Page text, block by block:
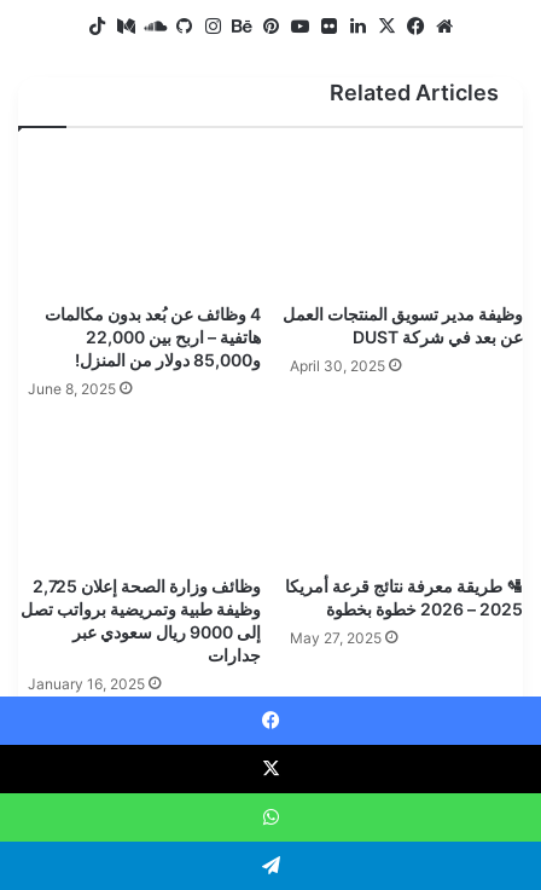
Website
Facebook
X
LinkedIn
Flickr
YouTube
Pinterest
Behance
Instagram
GitHub
SoundCloud
Medium
Related Articles
4 وظائف عن بُعد بدون مكالمات
هاتفية – اربح بين 22,000
و85,000 دولار من المنزل!
June 8, 2025
وظيفة مدير تسويق المنتجات العمل
عن بعد في شركة DUST
April 30, 2025
وظائف وزارة الصحة إعلان 2,725
وظيفة طبية وتمريضية برواتب تصل
إلى 9000 ريال سعودي عبر
جدارات
January 16, 2025
🛂 طريقة معرفة نتائج قرعة أمريكا
2025 – 2026 خطوة بخطوة
May 27, 2025
One Comment
wc7777game
Facebook
X
WhatsApp